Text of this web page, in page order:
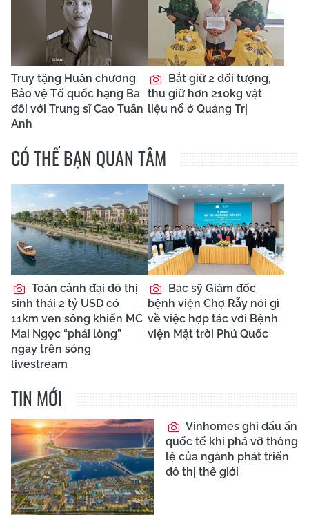
Truy tặng Huân chương
Bảo vệ Tổ quốc hạng Ba
đối với Trung sĩ Cao Tuấn
Anh
Bắt giữ 2 đối tượng,
thu giữ hơn 210kg vật
liệu nổ ở Quảng Trị
CÓ THỂ BẠN QUAN TÂM
Toàn cảnh đại đô thị
sinh thái 2 tỷ USD có
11km ven sông khiến MC
Mai Ngọc “phải lòng”
ngay trên sóng
livestream
Bác sỹ Giám đốc
bệnh viện Chợ Rẫy nói gì
về việc hợp tác với Bệnh
viện Mặt trời Phú Quốc
TIN MỚI
Vinhomes ghi dấu ấn
quốc tế khi phá vỡ thông
lệ của ngành phát triển
đô thị thế giới